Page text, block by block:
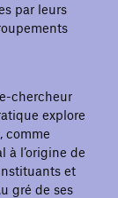
par leurs
chercheur
explore
comme
à l’origine de
et
gré de ses